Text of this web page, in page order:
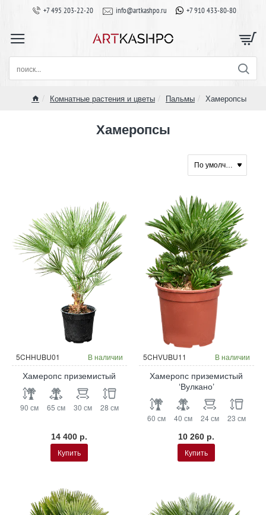
+7 495 203-22-20 info@artkashpo.ru +7 910 433-80-80
поиск...
Комнатные растения и цветы Пальмы Хамеропсы
Хамеропсы
5CHHUBU01 В наличии
Хамеропс приземистый
90 см 65 см 30 см 28 см
14 400 р.
Купить
5CHVUBU11 В наличии
Хамеропс приземистый
‘Вулкано’
60 см 40 см 24 см 23 см
10 260 р.
Купить